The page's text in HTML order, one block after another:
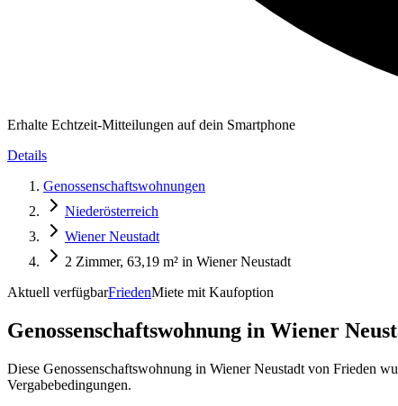
Erhalte Echtzeit-Mitteilungen auf dein Smartphone
Details
Genossenschaftswohnungen
Niederösterreich
Wiener Neustadt
2 Zimmer, 63,19 m² in Wiener Neustadt
Aktuell verfügbarFriedenMiete mit Kaufoption
Genossenschaftswohnung in Wiener
Diese Genossenschaftswohnung in Wiener Neustadt von Frieden
Vergabebedingungen.